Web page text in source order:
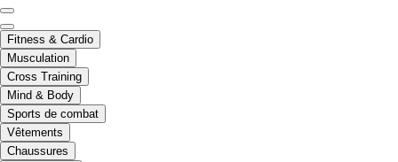
Fitness & Cardio
Musculation
Cross Training
Mind & Body
Sports de combat
Vêtements
Chaussures